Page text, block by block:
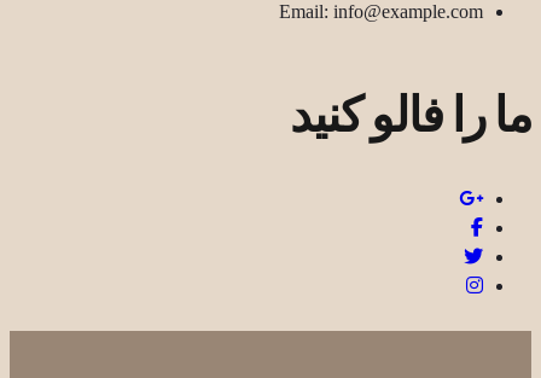
Email: info@example.com
ما را فالو کنید